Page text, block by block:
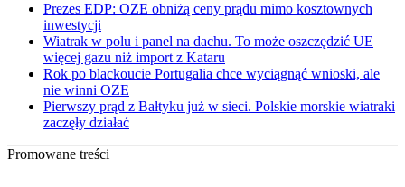
Prezes EDP: OZE obniżą ceny prądu mimo kosztownych
inwestycji
Wiatrak w polu i panel na dachu. To może oszczędzić UE
więcej gazu niż import z Kataru
Rok po blackoucie Portugalia chce wyciągnąć wnioski, ale
nie winni OZE
Pierwszy prąd z Bałtyku już w sieci. Polskie morskie wiatraki
zaczęły działać
Promowane treści